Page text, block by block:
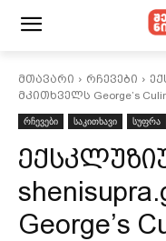
მთავარი რჩევები
მკითხველს George’s
რჩევები
საკითხავი სუფრა
George’s